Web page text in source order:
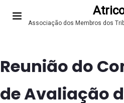
Associação dos Membros dos
Reunião do
de Avaliação